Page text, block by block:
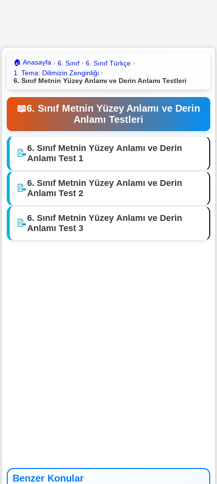
🏠 Anasayfa 6. Sınıf
6. Sınıf Türkçe
1. Tema: Dilimizin Zenginliği
6. Sınıf Metnin Yüzey Anlamı ve Derin Anlamı Testleri
📖6. Sınıf Metnin Yüzey Anlamı ve Derin
Anlamı Testleri
📝6. Sınıf Metnin Yüzey Anlamı ve Derin
Anlamı Test 1
📝6. Sınıf Metnin Yüzey Anlamı ve Derin
Anlamı Test 2
📝6. Sınıf Metnin Yüzey Anlamı ve Derin
Anlamı Test 3
Benzer Konular